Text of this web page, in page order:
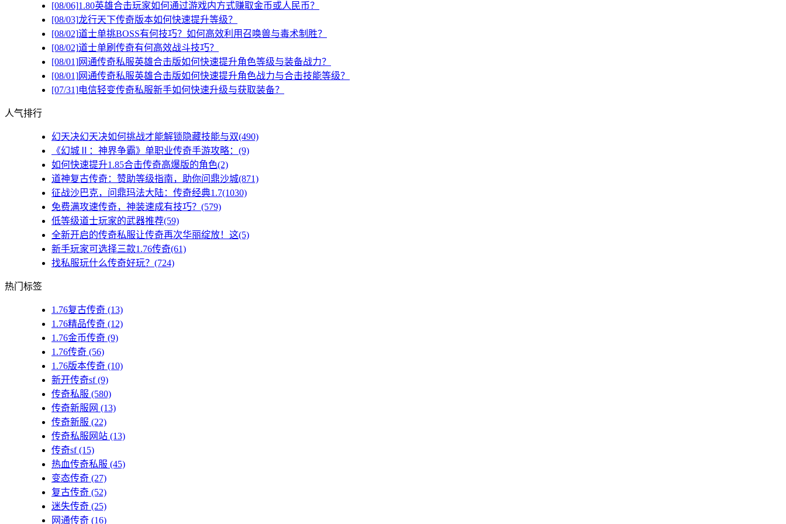
[08/06]1.80英雄合击玩家如何通过游戏内方式赚取金币或人民币？
[08/03]龙行天下传奇版本如何快速提升等级？
[08/02]道士单挑BOSS有何技巧？如何高效利用召唤兽与毒术制胜？
[08/02]道士单刷传奇有何高效战斗技巧？
[08/01]网通传奇私服英雄合击版如何快速提升角色等级与装备战力？
[08/01]网通传奇私服英雄合击版如何快速提升角色战力与合击技能等级？
[07/31]电信轻变传奇私服新手如何快速升级与获取装备？
人气排行
幻天决幻天决如何挑战才能解锁隐藏技能与双(490)
《幻城Ⅱ：神界争霸》单职业传奇手游攻略：(9)
如何快速提升1.85合击传奇高爆版的角色(2)
道神复古传奇：赞助等级指南，助你问鼎沙城(871)
征战沙巴克，问鼎玛法大陆：传奇经典1.7(1030)
免费满攻速传奇，神装速成有技巧？(579)
低等级道士玩家的武器推荐(59)
全新开启的传奇私服让传奇再次华丽绽放！这(5)
新手玩家可选择三款1.76传奇(61)
找私服玩什么传奇好玩？(724)
热门标签
1.76复古传奇 (13)
1.76精品传奇 (12)
1.76金币传奇 (9)
1.76传奇 (56)
1.76版本传奇 (10)
新开传奇sf(9)
传奇私服 (580)
传奇新服网 (13)
传奇新服 (22)
传奇私服网站 (13)
传奇sf(15)
热血传奇私服 (45)
变态传奇 (27)
复古传奇 (52)
迷失传奇 (25)
网通传奇 (16)